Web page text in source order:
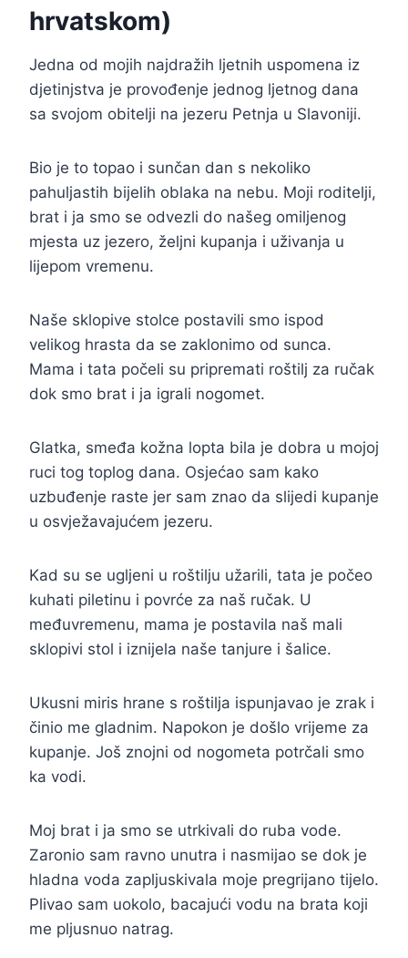
hrvatskom)
Jedna od mojih najdražih ljetnih uspomena iz
djetinjstva je provođenje jednog ljetnog dana
sa svojom obitelji na jezeru Petnja u Slavoniji.
Bio je to topao i sunčan dan s nekoliko
pahuljastih bijelih oblaka na nebu. Moji roditelji,
brat i ja smo se odvezli do našeg omiljenog
mjesta uz jezero, željni kupanja i uživanja u
lijepom vremenu.
Naše sklopive stolce postavili smo ispod
velikog hrasta da se zaklonimo od sunca.
Mama i tata počeli su pripremati roštilj za ručak
dok smo brat i ja igrali nogomet.
Glatka, smeđa kožna lopta bila je dobra u mojoj
ruci tog toplog dana. Osjećao sam kako
uzbuđenje raste jer sam znao da slijedi kupanje
u osvježavajućem jezeru.
Kad su se ugljeni u roštilju užarili, tata je počeo
kuhati piletinu i povrće za naš ručak. U
međuvremenu, mama je postavila naš mali
sklopivi stol i iznijela naše tanjure i šalice.
Ukusni miris hrane s roštilja ispunjavao je zrak i
činio me gladnim. Napokon je došlo vrijeme za
kupanje. Još znojni od nogometa potrčali smo
ka vodi.
Moj brat i ja smo se utrkivali do ruba vode.
Zaronio sam ravno unutra i nasmijao se dok je
hladna voda zapljuskivala moje pregrijano tijelo.
Plivao sam uokolo, bacajući vodu na brata koji
me pljusnuo natrag.